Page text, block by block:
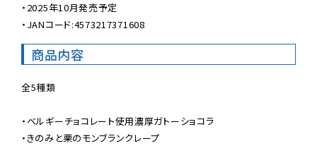
・2025年10月発売予定
・JANコード:4573217371608
商品内容
全5種類
・ベルギーチョコレート使用濃厚ガトーショコラ
・きのみと栗のモンブランクレープ